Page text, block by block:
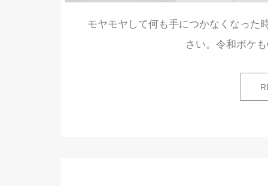
モヤモヤして何も手につかなくなった
さい。令和ボケ